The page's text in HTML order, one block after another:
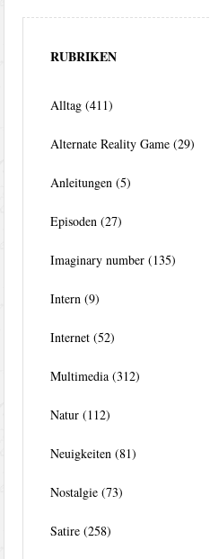
RUBRIKEN
Alltag (411)
Alternate Reality Game (29)
Anleitungen (5)
Episoden (27)
Imaginary number (135)
Intern (9)
Internet (52)
Multimedia (312)
Natur (112)
Neuigkeiten (81)
Nostalgie (73)
Satire (258)